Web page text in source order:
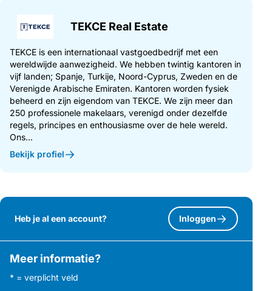
TEKCE Real Estate
TEKCE is een internationaal vastgoedbedrijf met een
wereldwijde aanwezigheid. We hebben twintig kantoren in
vijf landen; Spanje, Turkije, Noord-Cyprus, Zweden en de
Verenigde Arabische Emiraten. Kantoren worden fysiek
beheerd en zijn eigendom van TEKCE. We zijn meer dan
250 professionele makelaars, verenigd onder dezelfde
regels, principes en enthousiasme over de hele wereld.
Ons...
Bekijk profiel
Heb je al een account? Inloggen
Meer informatie?
* = verplicht veld